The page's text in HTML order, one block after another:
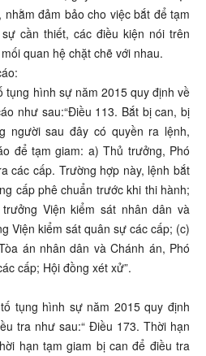
đảm bảo cho việc bắt để tạm
cần thiết, các điều kiện nói trên
quan hệ chặt chẽ với nhau.
tụng hình sự năm 2015 quy định về
như sau:“Điều 113. Bắt bị can, bị
người sau đây có quyền ra lệnh,
để tạm giam: a) Thủ trưởng, Phó
các cấp. Trường hợp này, lệnh bắt
cấp phê chuẩn trước khi thi hành;
Viện kiểm sát nhân dân và
Viện kiểm sát quân sự các cấp; (c)
án nhân dân và Chánh án, Phó
cấp; Hội đồng xét xử”.
tụng hình sự năm 2015 quy định
tra như sau:“ Điều 173. Thời hạn
hạn tạm giam bị can để điều tra